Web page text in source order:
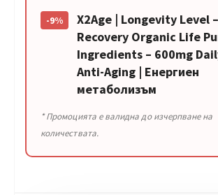
-9%
X2Age | Longevity Level –
Recovery Organic Life
Ingredients – 600mg
Anti-Aging | Енергиен
метаболизъм
* Промоцията е валидна до изчерпване на
количествата.